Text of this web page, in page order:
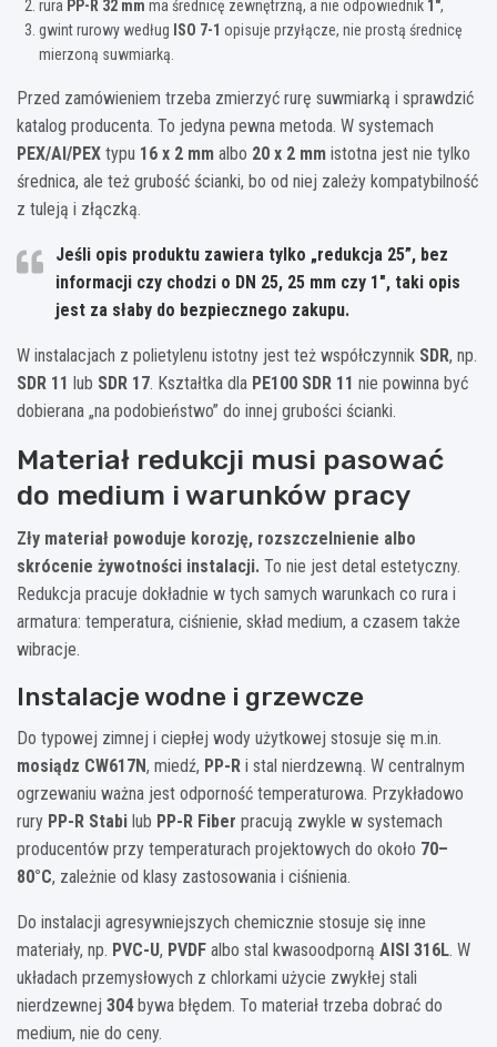
rura PP-R 32 mm ma średnicę zewnętrzną, a nie odpowiednik 1″,
gwint rurowy według ISO 7-1 opisuje przyłącze, nie prostą średnicę
mierzoną suwmiarką.
Przed zamówieniem trzeba zmierzyć rurę suwmiarką i sprawdzić
katalog producenta. To jedyna pewna metoda. W systemach
PEX/Al/PEX typu 16 x 2 mm albo 20 x 2 mm istotna jest nie tylko
średnica, ale też grubość ścianki, bo od niej zależy kompatybilność
z tuleją i złączką.
Jeśli opis produktu zawiera tylko „redukcja 25”, bez
informacji czy chodzi o DN 25, 25 mm czy 1″, taki opis
jest za słaby do bezpiecznego zakupu.
W instalacjach z polietylenu istotny jest też współczynnik SDR, np.
SDR 11 lub SDR 17. Kształtka dla PE100 SDR 11 nie powinna być
dobierana „na podobieństwo” do innej grubości ścianki.
Materiał redukcji musi pasować
do medium i warunków pracy
Zły materiał powoduje korozję, rozszczelnienie albo
skrócenie żywotności instalacji. To nie jest detal estetyczny.
Redukcja pracuje dokładnie w tych samych warunkach co rura i
armatura: temperatura, ciśnienie, skład medium, a czasem także
wibracje.
Instalacje wodne i grzewcze
Do typowej zimnej i ciepłej wody użytkowej stosuje się m.in.
mosiądz CW617N, miedź, PP-R i stal nierdzewną. W centralnym
ogrzewaniu ważna jest odporność temperaturowa. Przykładowo
rury PP-R Stabi lub PP-R Fiber pracują zwykle w systemach
producentów przy temperaturach projektowych do około 70–
80°C, zależnie od klasy zastosowania i ciśnienia.
Do instalacji agresywniejszych chemicznie stosuje się inne
materiały, np. PVC-U, PVDF albo stal kwasoodporną AISI 316L. W
układach przemysłowych z chlorkami użycie zwykłej stali
nierdzewnej 304bywa błędem. To materiał trzeba dobrać do
medium, nie do ceny.